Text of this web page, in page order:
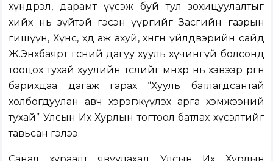
хүндрэл, дарамт үүсэж буй тул зохицуулалтыг
хийх нь зүйтэй гэсэн үүргийг Засгийн газрын
гишүүн, Хүнс, хөдөө аж ахуй, хөнгөн үйлдвэрийн сайд
Ж.Энхбаярт өгсний дагуу хууль хүчингүй болсонд
тооцох тухай хуулийн төслийг өмнөхөөр нь хэвээр өргөн
барихдаа дагаж гарах “Хууль батлагдсантай
холбогдуулан авч хэрэгжүүлэх арга хэмжээний
тухай” Улсын Их Хурлын тогтоол батлах хүсэлтийг
тавьсан гэлээ.